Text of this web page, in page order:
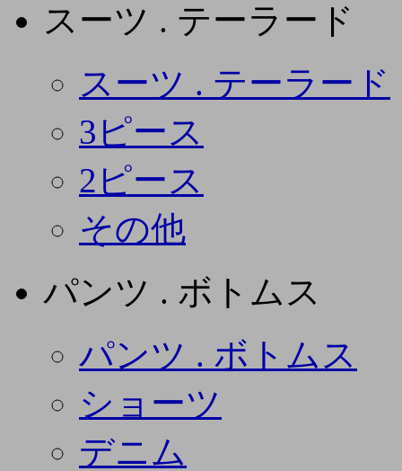
スーツ . テーラード
スーツ . テーラード
3ピース
2ピース
その他
パンツ . ボトムス
パンツ . ボトムス
ショーツ
デニム